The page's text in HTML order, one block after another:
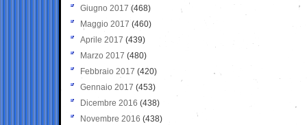
Giugno 2017 (468)
Maggio 2017 (460)
Aprile 2017 (439)
Marzo 2017 (480)
Febbraio 2017 (420)
Gennaio 2017 (453)
Dicembre 2016 (438)
Novembre 2016 (438)